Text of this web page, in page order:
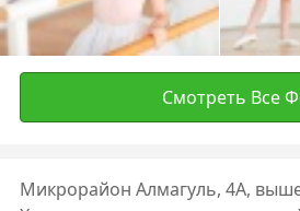
Смотреть Все
Микрорайон Алмагуль, 4А,